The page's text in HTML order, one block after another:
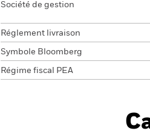
Société de gestion
Réglement livraison
Symbole Bloomberg
Régime fiscal PEA